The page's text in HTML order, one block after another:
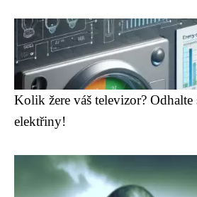
Kolik žere váš televizor?
elektřiny!